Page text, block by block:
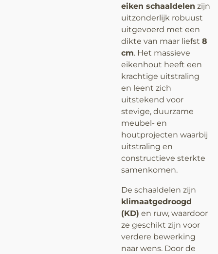
eiken schaaldelen zijn
uitzonderlijk robuust
uitgevoerd met een
dikte van maar liefst 8
cm. Het massieve
eikenhout heeft een
krachtige uitstraling
en leent zich
uitstekend voor
stevige, duurzame
meubel- en
houtprojecten waarbij
uitstraling en
constructieve sterkte
samenkomen.
De schaaldelen zijn
klimaatgedroogd
(KD) en ruw, waardoor
ze geschikt zijn voor
verdere bewerking
naar wens. Door de